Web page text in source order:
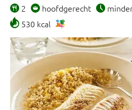
2 hoofdgerecht
530 kcal